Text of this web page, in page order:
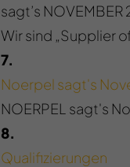
sagt’s
Wir sind „Supplier
7.
Noerpel sagt's
NOERPEL sagt's
8.
Qualifizierungen